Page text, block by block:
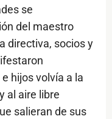
se
del maestro
directiva, socios y
hijos volvía a la
al aire libre
salieran de sus